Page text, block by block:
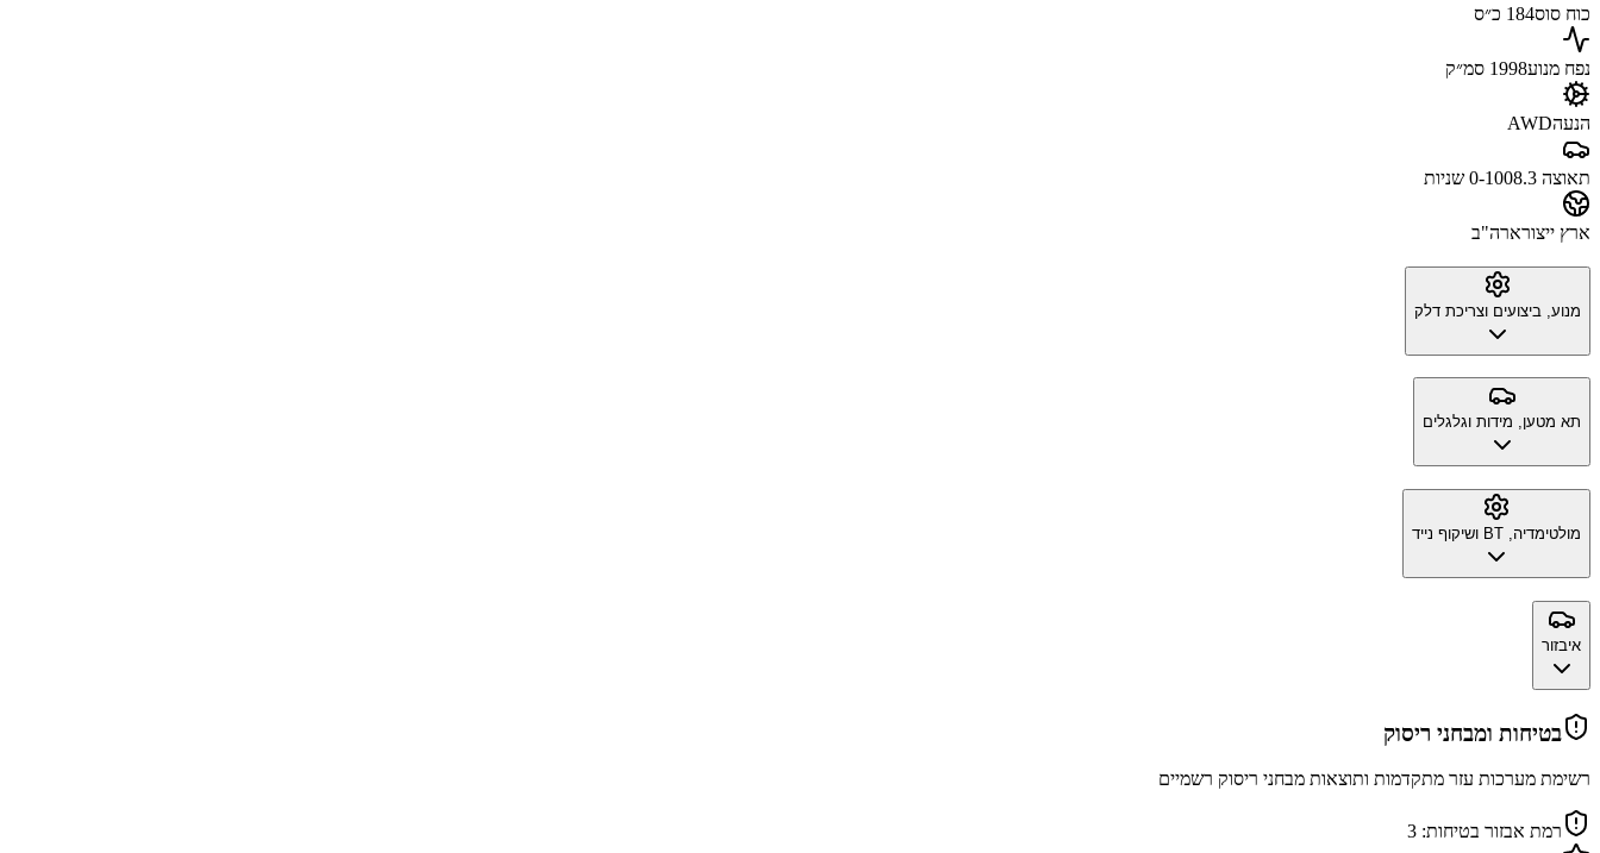
כוח סוס184 כ״ס
נפח מנוע1998 סמ״ק
הנעהAWD
תאוצה 0-100 8.3 שניות
ארץ ייצורארה"ב
מנוע, ביצועים וצריכת דלק
תא מטען, מידות וגלגלים
מולטימדיה, BT ושיקוף נייד
איבזור
בטיחות ומבחני ריסוק
רשימת מערכות עזר מתקדמות ותוצאות מבחני ריסוק רשמיים
רמת אבזור בטיחות: 3